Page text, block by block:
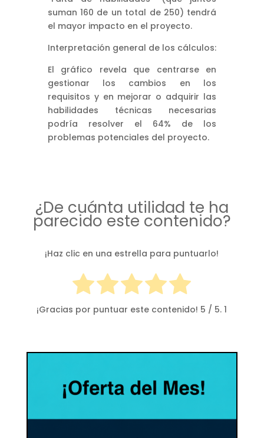
suman 160 de un total de 250) tendrá
el mayor impacto en el proyecto.
Interpretación general de los cálculos:
El gráfico revela que centrarse en
gestionar los cambios en los
requisitos y en mejorar o adquirir las
habilidades técnicas necesarias
podría resolver el 64% de los
problemas potenciales del proyecto.
¿De cuánta utilidad te ha
parecido este contenido?
¡Haz clic en una estrella para puntuarlo!
¡Gracias por puntuar este contenido! 5 / 5.1